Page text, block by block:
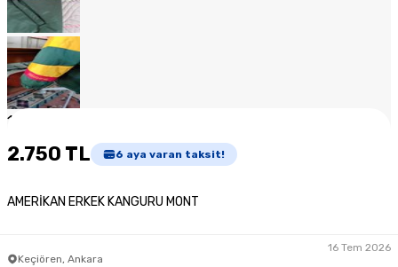
1
2.750 TL 6 aya varan taksit!
AMERİKAN ERKEK KANGURU MONT
Keçiören, Ankara
16 Tem 2026